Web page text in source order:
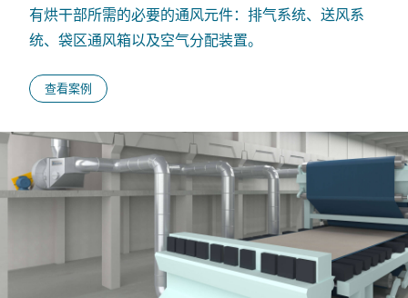
有烘干部所需的必要的通风元件：排气系统、送风系
统、袋区通风箱以及空气分配装置。
查看案例